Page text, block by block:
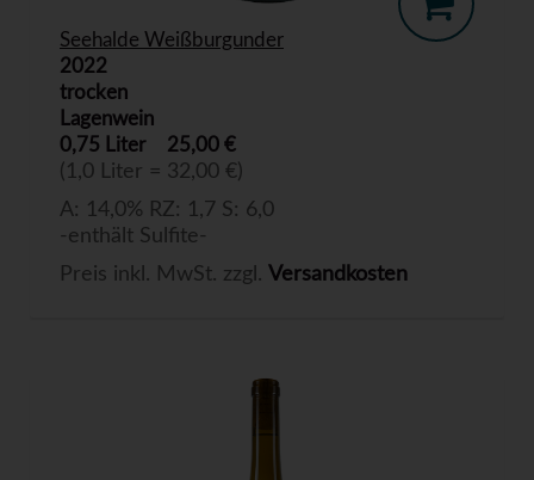
Seehalde Weißburgunder
2022
trocken
Lagenwein
0,75 Liter
25,00 €
(1,0 Liter = 32,00 €)
A: 14,0% RZ: 1,7 S: 6,0
-enthält Sulfite-
Preis inkl. MwSt. zzgl. Versandkosten